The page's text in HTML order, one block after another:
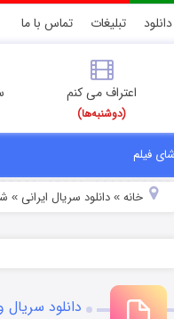
تبلیغات تماس با ما
اعتراف می کنم
(دوشنبه‌ها)
فیلم
خانه» دانلود سریال ایرانی »
دانلود